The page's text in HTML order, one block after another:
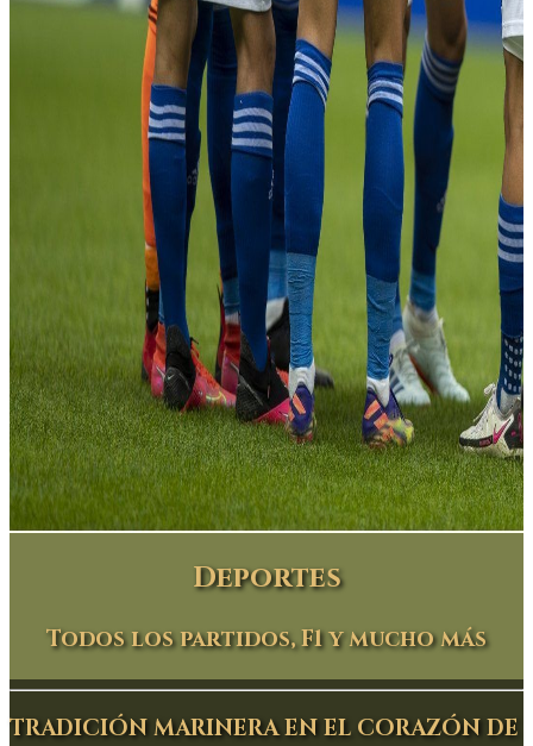
Deportes
Todos los partidos, F1 y mucho más
TRADICIÓN MARINERA EN EL CORAZÓN DE